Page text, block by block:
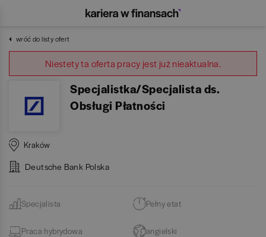
wróć do listy ofert
Niestety ta oferta pracy jest już nieaktualna.
Specjalistka/Specjalista ds.
Obsługi Płatności
Kraków
Deutsche Bank Polska
Specjalista Pełny etat
Praca hybrydowa angielski